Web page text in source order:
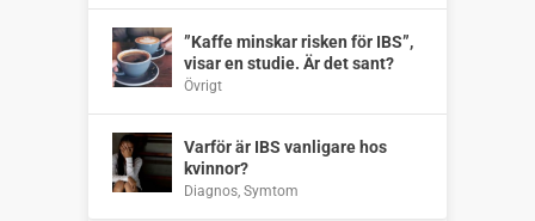
”Kaffe minskar risken för IBS”,
visar en studie. Är det sant?
Övrigt
Varför är IBS vanligare hos
kvinnor?
Diagnos, Symtom